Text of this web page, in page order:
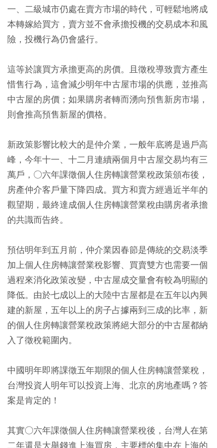
一、二級城市仍處在賣方市場的時代，可輕鬆地將成
本轉嫁給買方，賣方並不會承擔投機的交易成本和風
險，投機行為仍會盛行。
這等於讓買方承擔更高的房價。且徵稅導致賣方產生
惜售行為，這會減少明年中古屋市場的供應，並推高
中古屋的房價；如果購房者轉而湧向預售新房市場，
則會推高預售新屋的價格。
新政策影響比較大的是仲介業，一般年底將是過戶高
峰，今年十一、十二月連續兩個月中古屋交易均有三
萬戶，○六年課徵個人住房轉讓營業稅政策頒布後，
房產仲介客戶量下降四成。買方和賣方經過近半年的
觀望期，最終達成個人住房轉讓營業稅由購房者承擔
的共識而告終。
預估明年到五月前，仲介業因春節是傳統的交易淡季
加上個人住房轉讓營業稅影響、買賣雙方也需要一個
過程來消化政策改變，中古屋成交量會有較為明顯的
降低。由於七成以上的大陸中古屋都是在五年以內興
建的新屋，五年以上的房子占據兩到三成的比率，新
的個人住房轉讓營業稅政策將絕大部分的中古屋都納
入了徵稅範圍內。
中國明年即將課徵五年期限的個人住房轉讓營業稅，
台灣投資人明年可以投資上海、北京的房地產嗎？答
案是肯定的！
其實○六年課徵個人住房轉讓營業稅後，台灣人在第
二年還是大舉錢進上海買房，主要標的集中在上海的